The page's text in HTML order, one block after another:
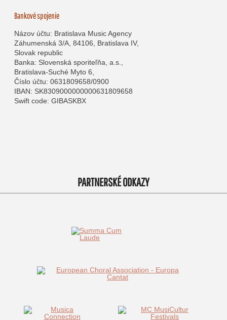
Bankové spojenie
Názov účtu: Bratislava Music Agency
Záhumenská 3/A, 84106, Bratislava IV,
Slovak republic
Banka: Slovenská sporiteľňa, a.s.,
Bratislava-Suché Myto 6,
Číslo účtu: 0631809658/0900
IBAN: SK8309000000000631809658
Swift code: GIBASKBX
PARTNERSKÉ ODKAZY